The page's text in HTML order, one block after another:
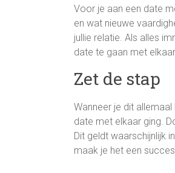
Voor je aan een date
en wat nieuwe
jullie relatie. Als alles
date te gaan met
Zet de stap
Wanneer je dit
date met elkaar ging.
Dit geldt waarschijnlijk
maak je het een